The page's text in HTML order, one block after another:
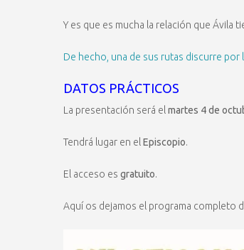
Y es que es mucha la relación que Ávila
De hecho, una de sus rutas discurre
DATOS PRÁCTICOS
La presentación será elmartes 4 de
Tendrá lugar en elEpiscopio.
El acceso es gratuito.
Aquí os dejamos el programa completo